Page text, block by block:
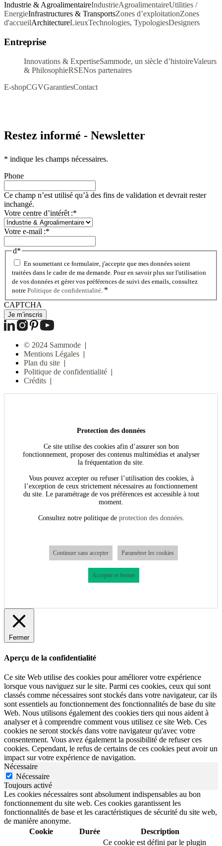
Industrie & AgroalimentaireIndustrieAgroalimentaireUtilities /
EnergieInfrastructures & TransportsZones d’exploitationZones
d'accueilArchitectureLieuxTechnologies, TypologiesDesigners
Entreprise
Innovations & ExpertiseSammode, un siècle d’histoireValeurs
& PhilosophieRSENos partenaires
E-shopCGVGarantiesContact
Restez informé - Newsletter
* indique les champs nécessaires.
Phone
Ce champ n’est utilisé qu’à des fins de validation et devrait rester
inchangé.
Votre centre d’intérêt :*
Votre e-mail :*
d*
En soumettant ce formulaire, j'accepte que mes données soient
traitées dans le cadre de ma demande. Pour en savoir plus sur l'utilisation
de vos données et gérer vos préférences de suivi des emails, consultez
notre Politique de confidentialité. *
CAPTCHA
© 2024 Sammode |
Mentions Légales |
Plan du site |
Politique de confidentialité |
Crédits |
Protection des données
Ce site utilise des cookies afin d’assurer son bon
fonctionnement, proposer des contenus multimédias et analyser
la fréquentation du site.
Vous pouvez accepter ou refuser l’utilisation des cookies, à
l’exception de ceux strictement nécessaires au fonctionnement
du site. Le paramétrage de vos préférences est accessible à tout
moment.
Consultez notre politique de protection des données.
Continuer sans accepter Paramétrer les cookies
Accepter et fermer
Fermer
Aperçu de la confidentialité
Ce site Web utilise des cookies pour améliorer votre expérience
lorsque vous naviguez sur le site. Parmi ces cookies, ceux qui sont
classés comme nécessaires sont stockés dans votre navigateur, car ils
sont essentiels au fonctionnement des fonctionnalités de base du site
Web. Nous utilisons également des cookies tiers qui nous aident à
analyser et à comprendre comment vous utilisez ce site Web. Ces
cookies ne seront stockés dans votre navigateur qu'avec votre
consentement. Vous avez également la possibilité de refuser ces
cookies. Cependant, le refus de certains de ces cookies peut avoir un
impact sur votre expérience de navigation.
Nécessaire
Nécessaire
Toujours activé
Les cookies nécessaires sont absolument indispensables au bon
fonctionnement du site web. Ces cookies garantissent les
fonctionnalités de base et les caractéristiques de sécurité du site web,
de manière anonyme.
Cookie
Durée Description
Ce cookie est défini par le plugin